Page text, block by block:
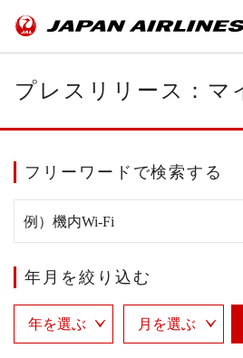
プレスリリース：マ
フリーワードで検索する
年月を絞り込む